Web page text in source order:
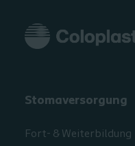
Stomaversorgung
Fort- & Weiterbildung